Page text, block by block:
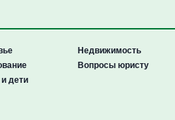
дети
Недвижимость
Вопросы юристу